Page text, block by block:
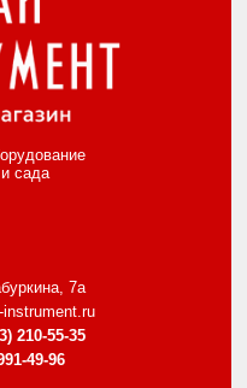
сада
7а
210-55-35
49-96